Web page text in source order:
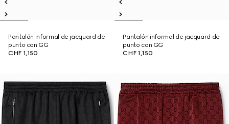
Pantalón informal de jacquard de
punto con GG
CHF 1,150
Pantalón informal de jacquard de
punto con GG
CHF 1,150